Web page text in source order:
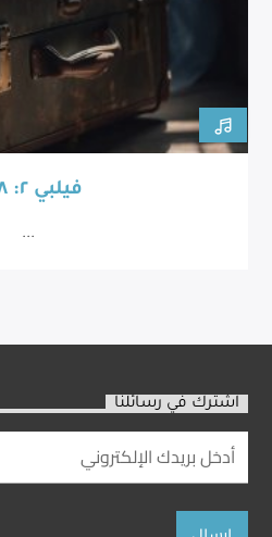
فيلبي ٢: ٨- ١١
...
اشترك في رسائلنا